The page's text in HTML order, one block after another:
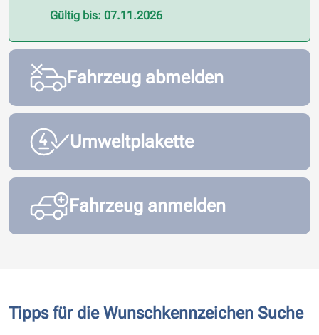
Gültig bis: 07.11.2026
Fahrzeug abmelden
Umweltplakette
Fahrzeug anmelden
Tipps für die Wunschkennzeichen Suche